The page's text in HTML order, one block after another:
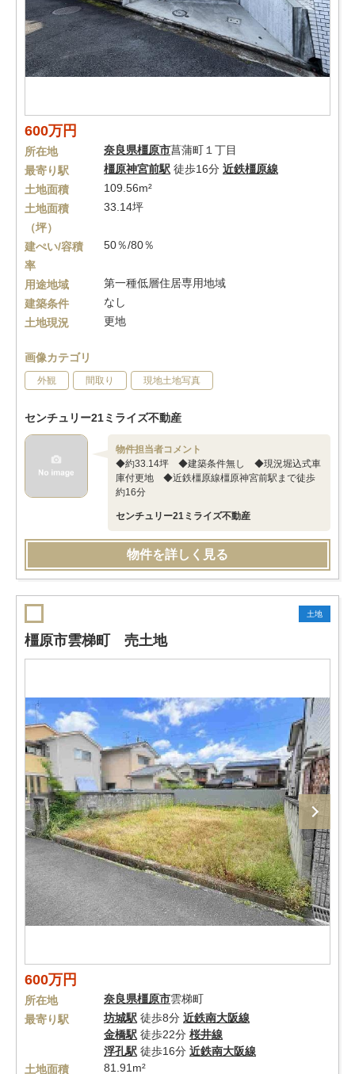
600万円
所在地 奈良県橿原市菖蒲町１丁目
最寄り駅
橿原神宮前駅 徒歩16分 近鉄橿原線
土地面積
109.56m²
土地面積
（坪）
33.14坪
建ぺい/容積
率
50％/80％
用途地域
第一種低層住居専用地域
建築条件
なし
土地現況
更地
画像カテゴリ
外観 間取り 現地土地写真
センチュリー21ミライズ不動産
物件担当者コメント
◆約33.14坪 ◆建築条件無し ◆現況堀込式車
庫付更地 ◆近鉄橿原線橿原神宮前駅まで徒歩
約16分
センチュリー21ミライズ不動産
物件を詳しく見る
土地
橿原市雲梯町 売土地
600万円
所在地 奈良県橿原市雲梯町
最寄り駅
坊城駅 徒歩8分 近鉄南大阪線
金橋駅 徒歩22分 桜井線
浮孔駅 徒歩16分 近鉄南大阪線
土地面積
81.91m²